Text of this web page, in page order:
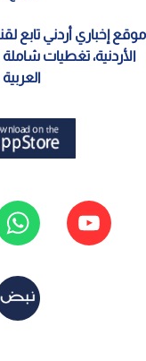
موقع إخباري أردني تابع
الأردنية، تغطيات